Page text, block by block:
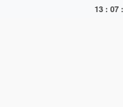
13 : 07